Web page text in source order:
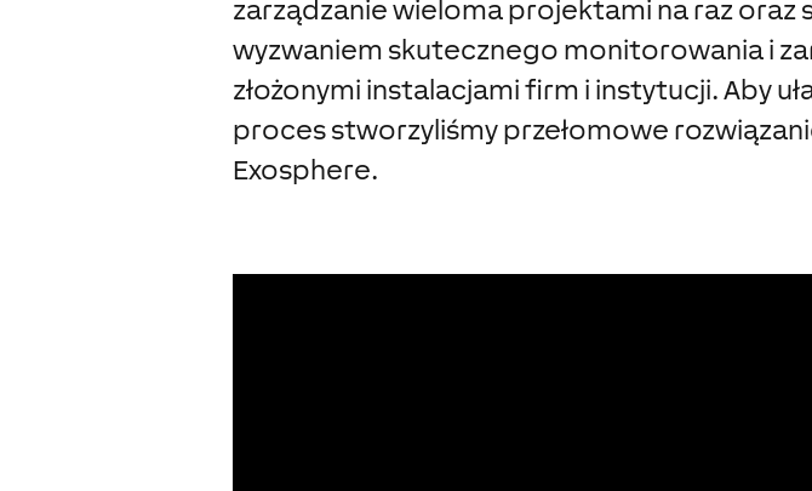
zarządzanie wieloma projektami na raz oraz
wyzwaniem skutecznego monitorowania i
złożonymi instalacjami firm i instytucji. Aby
proces stworzyliśmy przełomowe
Exosphere.